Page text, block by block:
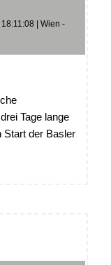
| Wien -
Tage lange
Start der Basler